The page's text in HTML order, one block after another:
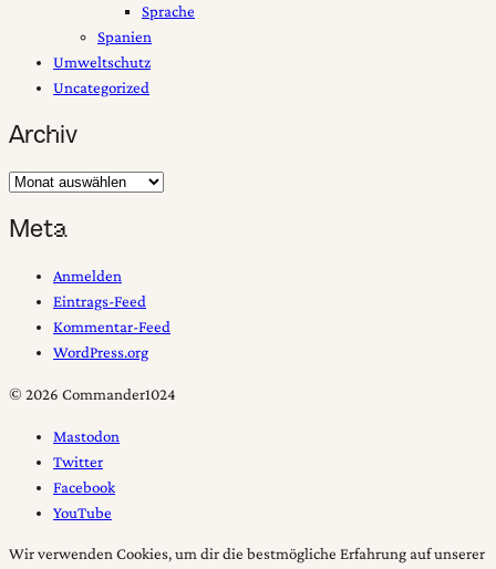
Sprache
Spanien
Umweltschutz
Uncategorized
Archiv
Archiv
Meta
Anmelden
Eintrags-Feed
Kommentar-Feed
WordPress.org
© 2026 Commander1024
Mastodon
Twitter
Facebook
YouTube
Wir verwenden Cookies, um dir die bestmögliche Erfahrung auf unserer